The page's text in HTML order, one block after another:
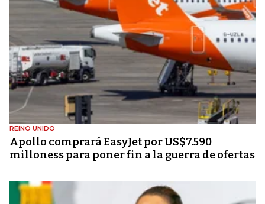
REINO UNIDO
Apollo comprará EasyJet por US$7.590
milloness para poner fin a la guerra de ofertas